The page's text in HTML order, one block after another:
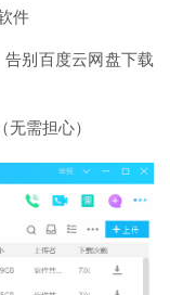
件
别百度云网盘下载
需担心）